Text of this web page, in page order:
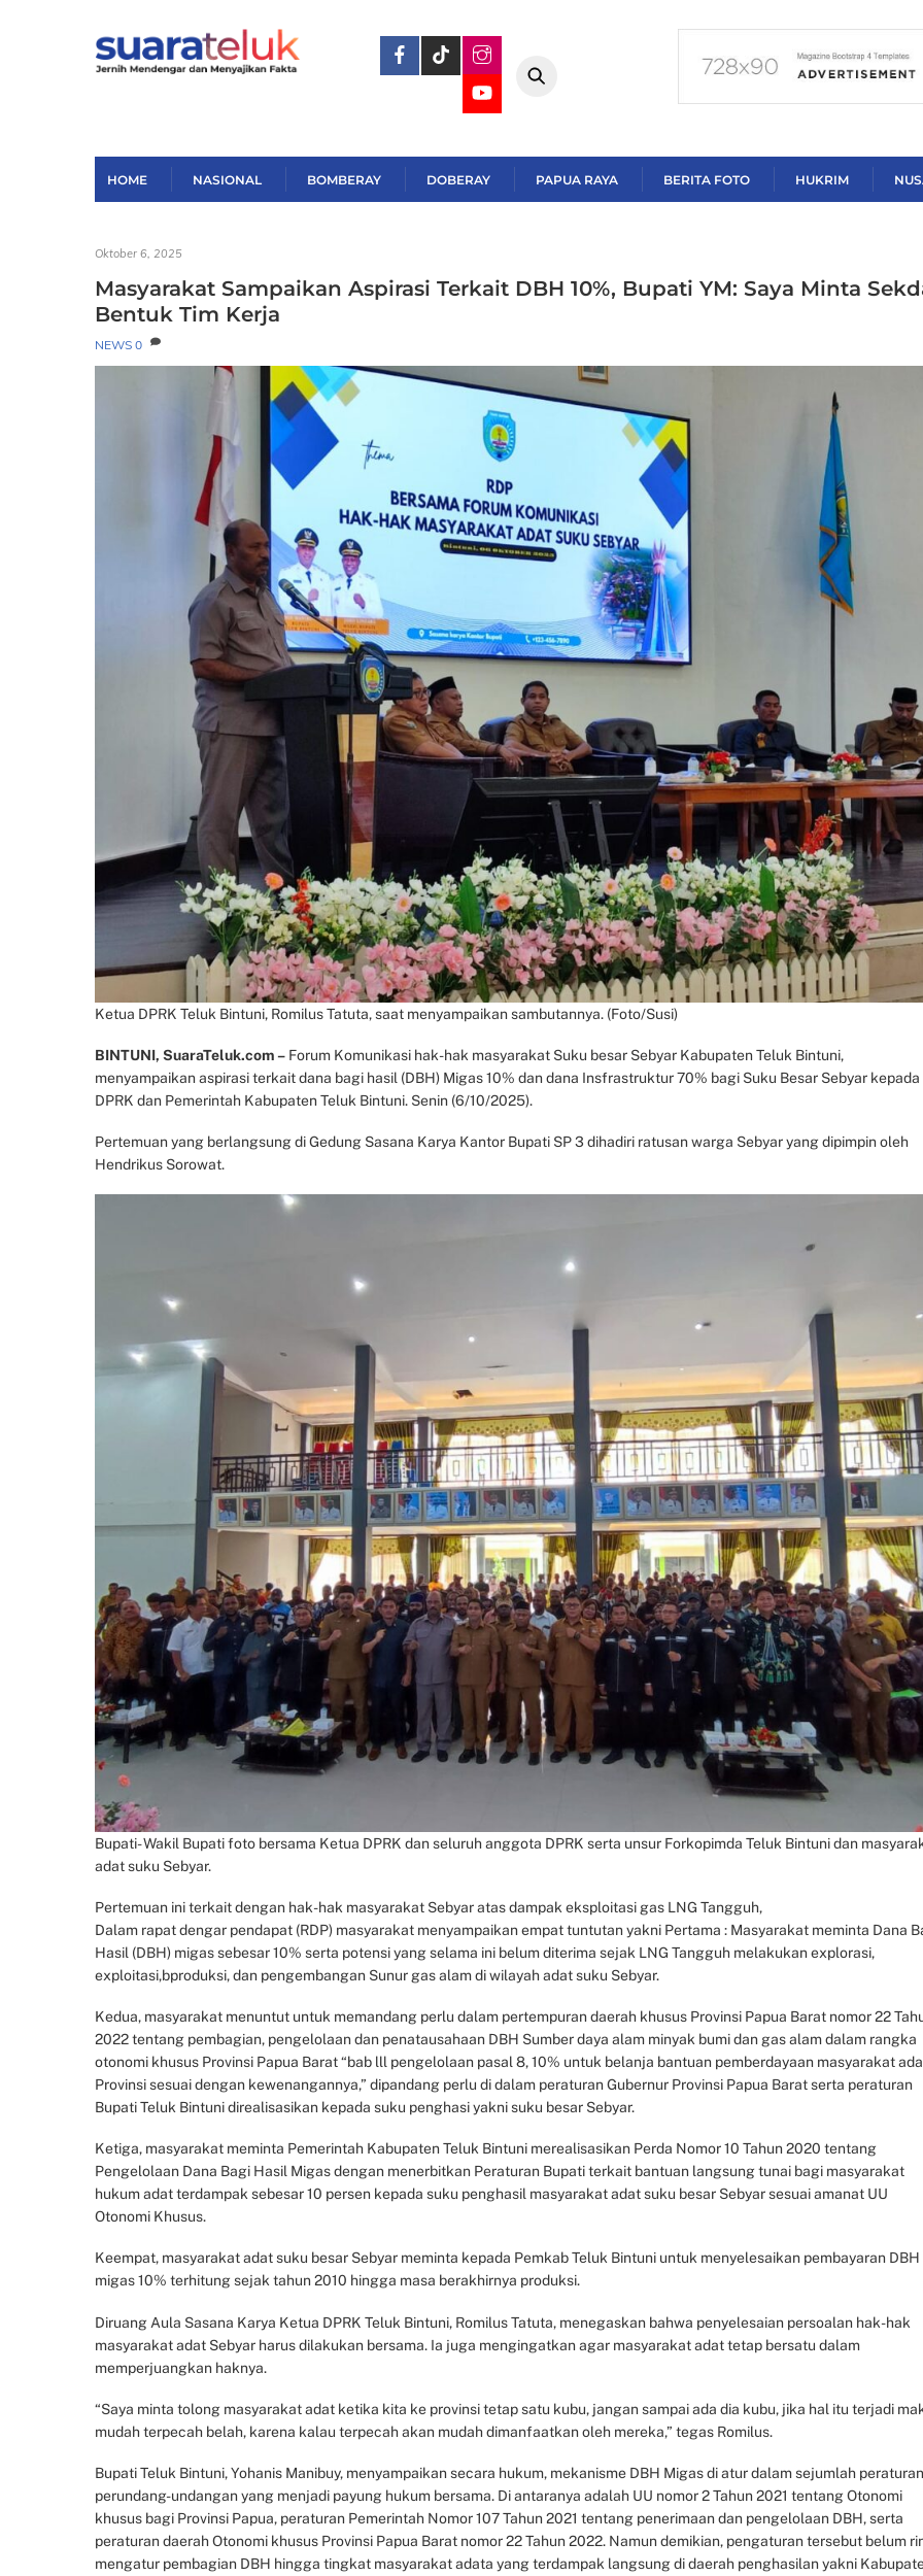
HOME NASIONAL BOMBERAY DOBERAY PAPUA RAYA BERITA FOTO HUKRIM
Oktober 6, 2025
Masyarakat Sampaikan Aspirasi Terkait DBH 10%, Bupati YM: Saya Minta
Bentuk Tim Kerja
NEWS 0
Ketua DPRK Teluk Bintuni, Romilus Tatuta, saat menyampaikan sambutannya. (Foto/Susi)
BINTUNI, SuaraTeluk.com – Forum Komunikasi hak-hak masyarakat Suku besar Sebyar Kabupaten Teluk Bintuni,
menyampaikan aspirasi terkait dana bagi hasil (DBH) Migas 10% dan dana Insfrastruktur 70% bagi Suku Besar Sebyar kepada
DPRK dan Pemerintah Kabupaten Teluk Bintuni. Senin (6/10/2025).
Pertemuan yang berlangsung di Gedung Sasana Karya Kantor Bupati SP 3 dihadiri ratusan warga Sebyar yang dipimpin oleh
Hendrikus Sorowat.
Bupati- Wakil Bupati foto bersama Ketua DPRK dan seluruh anggota DPRK serta unsur Forkopimda Teluk Bintuni dan
adat suku Sebyar.
Pertemuan ini terkait dengan hak-hak masyarakat Sebyar atas dampak eksploitasi gas LNG Tangguh,
Dalam rapat dengar pendapat (RDP) masyarakat menyampaikan empat tuntutan yakni Pertama : Masyarakat meminta Dana
Hasil (DBH) migas sebesar 10% serta potensi yang selama ini belum diterima sejak LNG Tangguh melakukan explorasi,
exploitasi,bproduksi, dan pengembangan Sunur gas alam di wilayah adat suku Sebyar.
Kedua, masyarakat menuntut untuk memandang perlu dalam pertempuran daerah khusus Provinsi Papua Barat nomor 22
2022 tentang pembagian, pengelolaan dan penatausahaan DBH Sumber daya alam minyak bumi dan gas alam dalam rangka
otonomi khusus Provinsi Papua Barat “bab lll pengelolaan pasal 8, 10% untuk belanja bantuan pemberdayaan masyarakat
Provinsi sesuai dengan kewenangannya,” dipandang perlu di dalam peraturan Gubernur Provinsi Papua Barat serta peraturan
Bupati Teluk Bintuni direalisasikan kepada suku penghasi yakni suku besar Sebyar.
Ketiga, masyarakat meminta Pemerintah Kabupaten Teluk Bintuni merealisasikan Perda Nomor 10 Tahun 2020 tentang
Pengelolaan Dana Bagi Hasil Migas dengan menerbitkan Peraturan Bupati terkait bantuan langsung tunai bagi masyarakat
hukum adat terdampak sebesar 10 persen kepada suku penghasil masyarakat adat suku besar Sebyar sesuai amanat UU
Otonomi Khusus.
Keempat, masyarakat adat suku besar Sebyar meminta kepada Pemkab Teluk Bintuni untuk menyelesaikan pembayaran DBH
migas 10% terhitung sejak tahun 2010 hingga masa berakhirnya produksi.
Diruang Aula Sasana Karya Ketua DPRK Teluk Bintuni, Romilus Tatuta, menegaskan bahwa penyelesaian persoalan hak-hak
masyarakat adat Sebyar harus dilakukan bersama. Ia juga mengingatkan agar masyarakat adat tetap bersatu dalam
memperjuangkan haknya.
“Saya minta tolong masyarakat adat ketika kita ke provinsi tetap satu kubu, jangan sampai ada dia kubu, jika hal itu terjadi
mudah terpecah belah, karena kalau terpecah akan mudah dimanfaatkan oleh mereka,” tegas Romilus.
Bupati Teluk Bintuni, Yohanis Manibuy, menyampaikan secara hukum, mekanisme DBH Migas di atur dalam sejumlah peraturan
perundang-undangan yang menjadi payung hukum bersama. Di antaranya adalah UU nomor 2 Tahun 2021 tentang Otonomi
khusus bagi Provinsi Papua, peraturan Pemerintah Nomor 107 Tahun 2021 tentang penerimaan dan pengelolaan DBH, serta
peraturan daerah Otonomi khusus Provinsi Papua Barat nomor 22 Tahun 2022. Namun demikian, pengaturan tersebut belum
mengatur pembagian DBH hingga tingkat masyarakat adata yang terdampak langsung di daerah penghasilan yakni